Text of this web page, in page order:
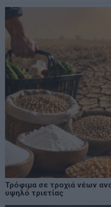
Τρόφιμα σε τροχιά νέων
υψηλό τριετίας